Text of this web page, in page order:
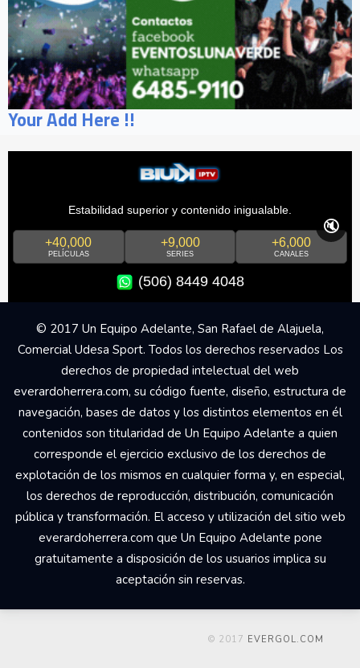
Your Add Here !!
Estabilidad superior y contenido inigualable.
+40,000
PELÍCULAS
+9,000
SERIES
+6,000
CANALES
(506) 8449 4048
🔇
© 2017 Un Equipo Adelante, San Rafael de Alajuela,
Comercial Udesa Sport. Todos los derechos reservados Los
derechos de propiedad intelectual del web
everardoherrera.com, su código fuente, diseño, estructura de
navegación, bases de datos y los distintos elementos en él
contenidos son titularidad de Un Equipo Adelante a quien
corresponde el ejercicio exclusivo de los derechos de
explotación de los mismos en cualquier forma y, en especial,
los derechos de reproducción, distribución, comunicación
pública y transformación. El acceso y utilización del sitio web
everardoherrera.com que Un Equipo Adelante pone
gratuitamente a disposición de los usuarios implica su
aceptación sin reservas.
© 2017 EVERGOL.COM